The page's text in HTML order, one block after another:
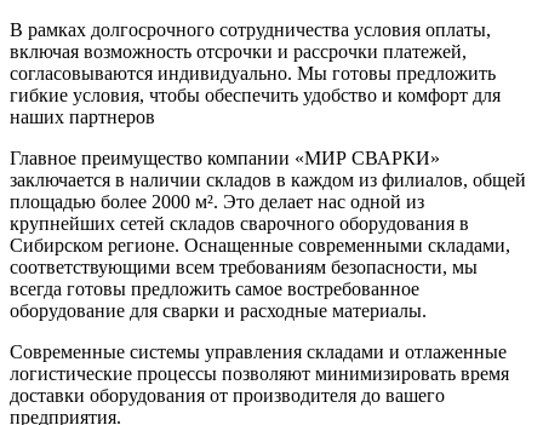
В рамках долгосрочного сотрудничества условия оплаты,
включая возможность отсрочки и рассрочки платежей,
согласовываются индивидуально. Мы готовы предложить
гибкие условия, чтобы обеспечить удобство и комфорт для
наших партнеров
Главное преимущество компании «МИР СВАРКИ»
заключается в наличии складов в каждом из филиалов, общей
площадью более 2000 м². Это делает нас одной из
крупнейших сетей складов сварочного оборудования в
Сибирском регионе. Оснащенные современными складами,
соответствующими всем требованиям безопасности, мы
всегда готовы предложить самое востребованное
оборудование для сварки и расходные материалы.
Современные системы управления складами и отлаженные
логистические процессы позволяют минимизировать время
доставки оборудования от производителя до вашего
предприятия.